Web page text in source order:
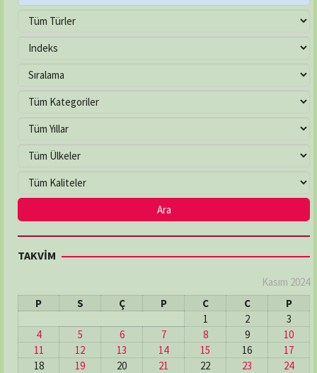
TAKVİM
Kasım 2024
P
S Ç P C C
P
1
2
3
4
5 6 7 8 9
10
11
12 13 14 15 16
17
18
19 20 21 22 23
24